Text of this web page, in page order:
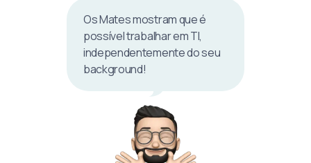
Os Mates mostram que é
possível trabalhar em TI,
independentemente do seu
background!